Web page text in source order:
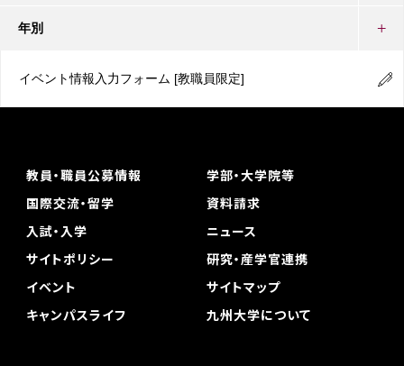
年別
イベント情報入力フォーム [教職員限定]
教員・職員公募情報
学部・大学院等
国際交流・留学
資料請求
入試・入学
ニュース
サイトポリシー
研究・産学官連携
イベント
サイトマップ
キャンパスライフ
九州大学について